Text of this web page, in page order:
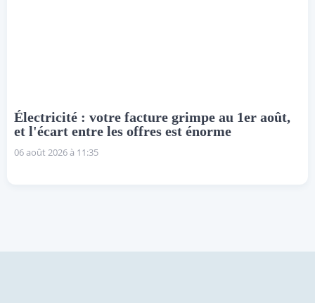
Électricité : votre facture grimpe au 1er août,
et l'écart entre les offres est énorme
06 août 2026 à 11:35